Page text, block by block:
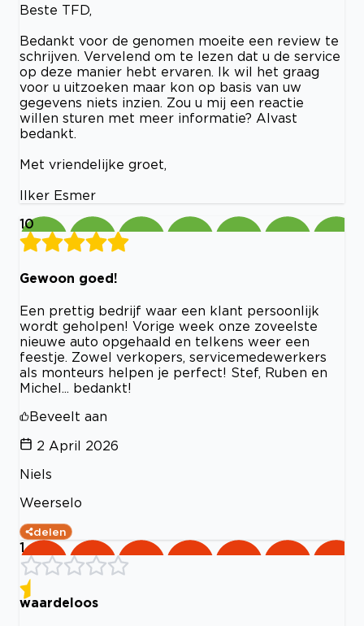
Beste TFD,
Bedankt voor de genomen moeite een review te
schrijven. Vervelend om te lezen dat u de service
op deze manier hebt ervaren. Ik wil het graag
voor u uitzoeken maar kon op basis van uw
gegevens niets inzien. Zou u mij een reactie
willen sturen met meer informatie? Alvast
bedankt.
Met vriendelijke groet,
Ilker Esmer
10
Gewoon goed!
Een prettig bedrijf waar een klant persoonlijk
wordt geholpen! Vorige week onze zoveelste
nieuwe auto opgehaald en telkens weer een
feestje. Zowel verkopers, servicemedewerkers
als monteurs helpen je perfect! Stef, Ruben en
Michel... bedankt!
Beveelt aan
2 April 2026
Niels
Weerselo
delen
1
waardeloos